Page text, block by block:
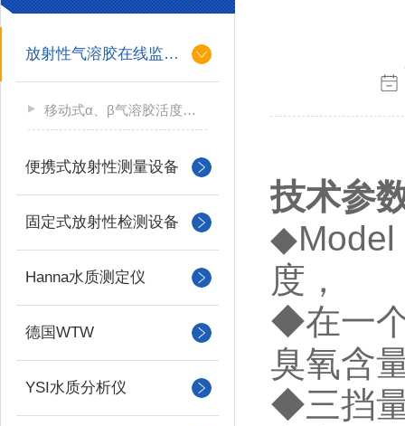
放射性气溶胶在线监测仪
移动式α、β气溶胶活度测量仪
便携式放射性测量设备
固定式放射性检测设备
Hanna水质测定仪
德国WTW
YSI水质分析仪
技术参
◆
度，
◆在一
臭氧含
◆三挡